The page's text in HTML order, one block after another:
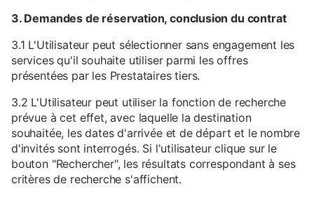
3. Demandes de réservation, conclusion du contrat
3.1 L'Utilisateur peut sélectionner sans engagement les
services qu'il souhaite utiliser parmi les offres
présentées par les Prestataires tiers.
3.2 L'Utilisateur peut utiliser la fonction de recherche
prévue à cet effet, avec laquelle la destination
souhaitée, les dates d'arrivée et de départ et le nombre
d'invités sont interrogés. Si l'utilisateur clique sur le
bouton "Rechercher", les résultats correspondant à ses
critères de recherche s'affichent.